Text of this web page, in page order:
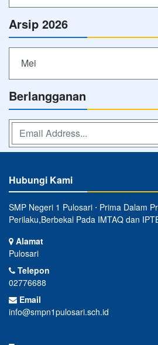
Arsip 2026
Mei
Berlangganan
Hubungi Kami
SMP Negeri 1 Pulosari ⋅ Prima Dalam
Perilaku,Berbekal Pada IMTAQ dan
Alamat
Pulosari
Telepon
02776688
Email
info@smpn1pulosari.sch.id